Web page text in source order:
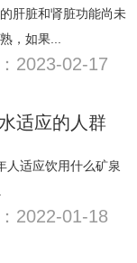
肝脏和肾脏功能尚未
，如果...
2023-02-17
适应的人群
人适应饮用什么矿泉
2022-01-18